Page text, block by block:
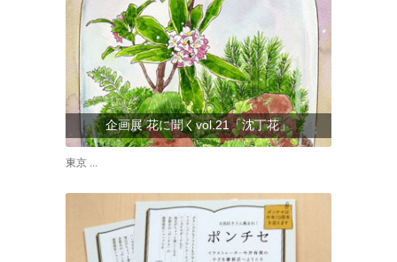
企画展 花に聞くvol.21「沈丁花」
東京 ...